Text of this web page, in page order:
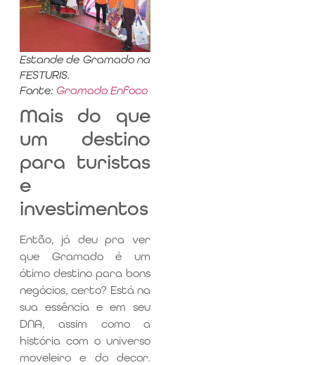
Estande de Gramado na
FESTURIS.
Fonte: Gramado Enfoco
Mais do que
um destino
para turistas
e
investimentos
Então, já deu pra ver
que Gramado é um
ótimo destino para bons
negócios, certo? Está na
sua essência e em seu
DNA, assim como a
história com o universo
moveleiro e do decor.